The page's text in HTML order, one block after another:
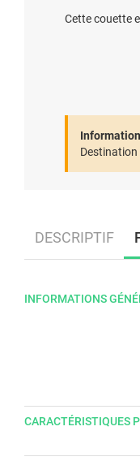
Cette couette
Destination
DESCRIPTIF
INFORMATIONS
CARACTÉRISTIQUES